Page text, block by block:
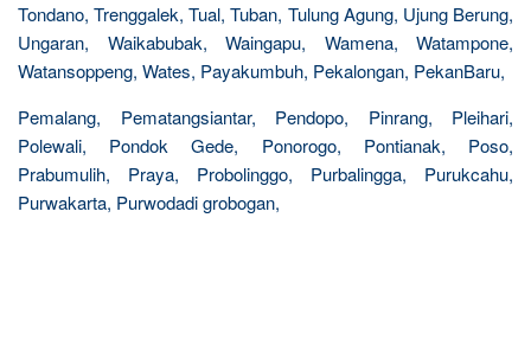
Tondano, Trenggalek, Tual, Tuban, Tulung Agung, Ujung Berung,
Ungaran, Waikabubak, Waingapu, Wamena, Watampone,
Watansoppeng, Wates, Payakumbuh, Pekalongan, PekanBaru,
Pemalang, Pematangsiantar, Pendopo, Pinrang, Pleihari,
Polewali, Pondok Gede, Ponorogo, Pontianak, Poso,
Prabumulih, Praya, Probolinggo, Purbalingga, Purukcahu,
Purwakarta, Purwodadi grobogan,